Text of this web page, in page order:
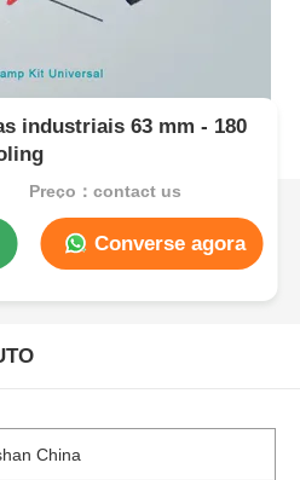
industriais 63 mm - 180
Preço：contact us
Converse agora
China